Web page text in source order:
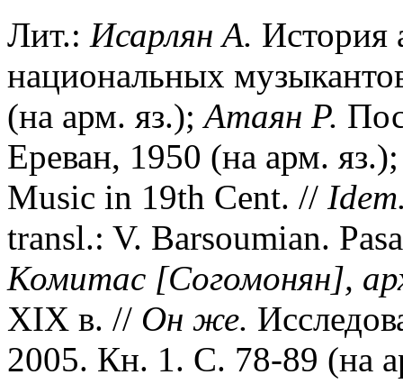
Лит.: Исарлян А. История
национальных
(на арм. яз.);Атаян Р.
Ереван, 1950 (на арм.
Music in 19th Cent. //
transl.: V. Barsoumian.
Комитас [Согомонян],
XIX в. // Он же.
2005. Кн. 1. С. 78-89 (на